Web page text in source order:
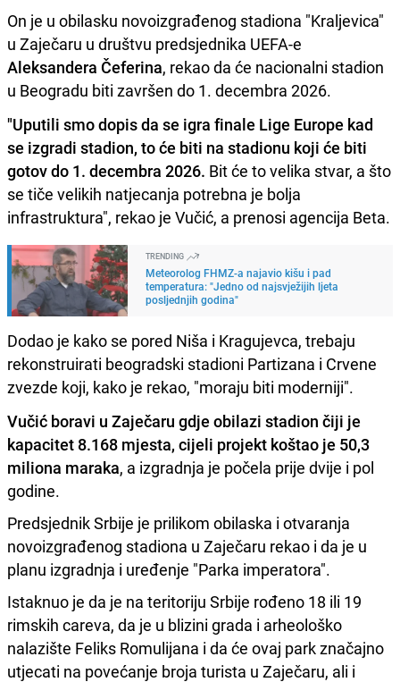
On je u obilasku novoizgrađenog stadiona "Kraljevica"
u Zaječaru u društvu predsjednika UEFA-e
Aleksandera Čeferina, rekao da će nacionalni stadion
u Beogradu biti završen do 1. decembra 2026.
"Uputili smo dopis da se igra finale Lige Europe kad
se izgradi stadion, to će biti na stadionu koji će biti
gotov do 1. decembra 2026. Bit će to velika stvar, a što
se tiče velikih natjecanja potrebna je bolja
infrastruktura", rekao je Vučić, a prenosi agencija Beta.
TRENDING
Meteorolog FHMZ-a najavio kišu i pad
temperatura: "Jedno od najsvježijih ljeta
posljednjih godina"
Dodao je kako se pored Niša i Kragujevca, trebaju
rekonstruirati beogradski stadioni Partizana i Crvene
zvezde koji, kako je rekao, "moraju biti moderniji".
Vučić boravi u Zaječaru gdje obilazi stadion čiji je
kapacitet 8.168 mjesta, cijeli projekt koštao je 50,3
miliona maraka, a izgradnja je počela prije dvije i pol
godine.
Predsjednik Srbije je prilikom obilaska i otvaranja
novoizgrađenog stadiona u Zaječaru rekao i da je u
planu izgradnja i uređenje "Parka imperatora".
Istaknuo je da je na teritoriju Srbije rođeno 18 ili 19
rimskih careva, da je u blizini grada i arheološko
nalazište Feliks Romulijana i da će ovaj park značajno
utjecati na povećanje broja turista u Zaječaru, ali i